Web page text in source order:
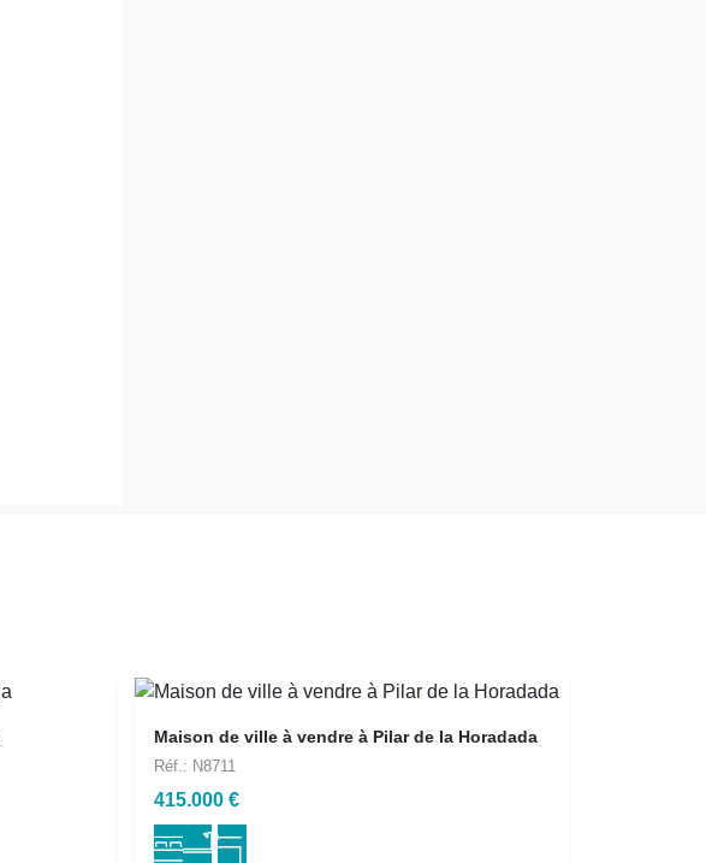
Maison de ville à vendre à Pilar de la Horadada
Réf.: N8711
415.000 €